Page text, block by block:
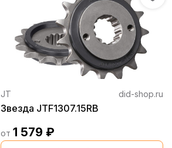
JT did-shop.ru
Звезда JTF1307.15RB
от 1 579 ₽